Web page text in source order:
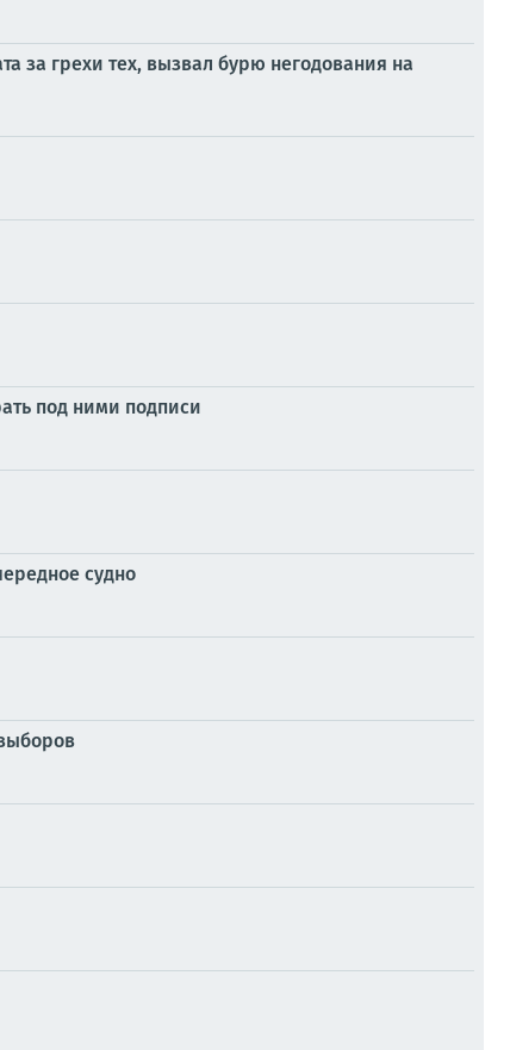
за грехи тех, вызвал бурю негодования на
под ними подписи
судно